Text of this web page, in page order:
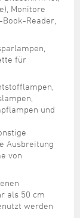
Monitore
Reader,
für
und
Ausbreitung
von
als 50 cm
werden